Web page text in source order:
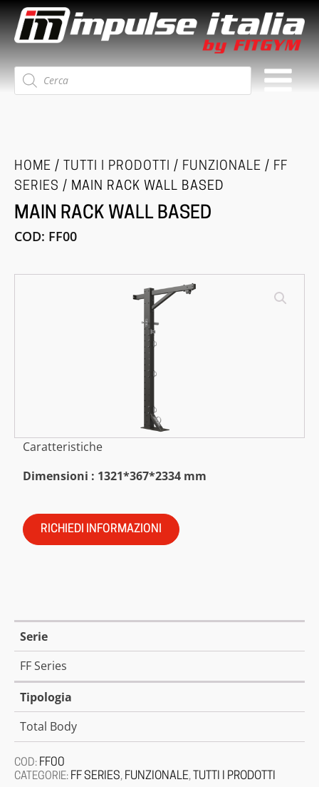
Ricerca
prodotti
HOME / TUTTI I PRODOTTI / FUNZIONALE / FF
SERIES / MAIN RACK WALL BASED
MAIN RACK WALL BASED
COD: FF00
Caratteristiche
Dimensioni : 1321*367*2334 mm
RICHIEDI INFORMAZIONI
Serie
FF Series
Tipologia
Total Body
COD: FF00
CATEGORIE: FF SERIES, FUNZIONALE, TUTTI I PRODOTTI